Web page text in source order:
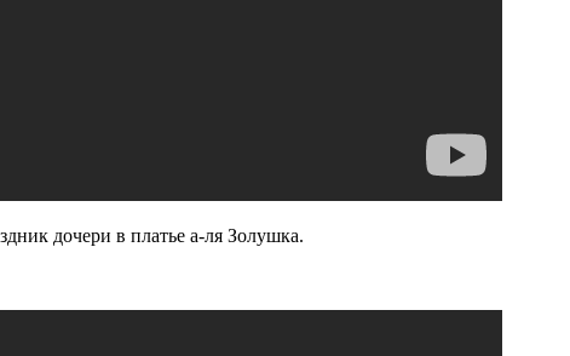
дочери в платье а-ля Золушка.